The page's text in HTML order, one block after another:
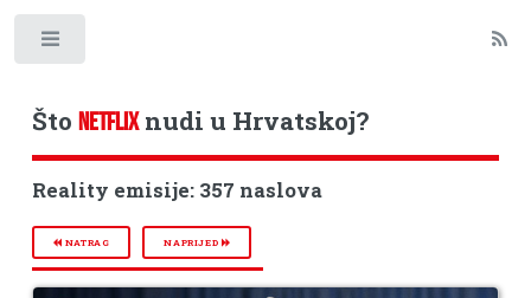
Što NETFLIXnudi u Hrvatskoj?
Reality emisije: 357 naslova
NATRAG NAPRIJED